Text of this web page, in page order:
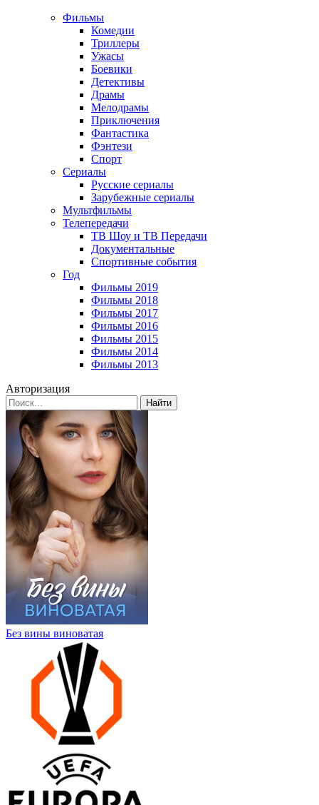
Фильмы
Комедии
Триллеры
Ужасы
Боевики
Детективы
Драмы
Мелодрамы
Приключения
Фантастика
Фэнтези
Спорт
Сериалы
Русские сериалы
Зарубежные сериалы
Мультфильмы
Телепередачи
ТВ Шоу и ТВ Передачи
Документальные
Спортивные события
Год
Фильмы 2019
Фильмы 2018
Фильмы 2017
Фильмы 2016
Фильмы 2015
Фильмы 2014
Фильмы 2013
Авторизация
Найти
Без вины виноватая